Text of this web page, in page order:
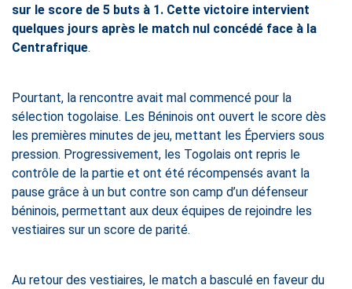
sur le score de 5 buts à 1. Cette victoire intervient
quelques jours après le match nul concédé face à la
Centrafrique.
Pourtant, la rencontre avait mal commencé pour la
sélection togolaise. Les Béninois ont ouvert le score dès
les premières minutes de jeu, mettant les Éperviers sous
pression. Progressivement, les Togolais ont repris le
contrôle de la partie et ont été récompensés avant la
pause grâce à un but contre son camp d’un défenseur
béninois, permettant aux deux équipes de rejoindre les
vestiaires sur un score de parité.
Au retour des vestiaires, le match a basculé en faveur du